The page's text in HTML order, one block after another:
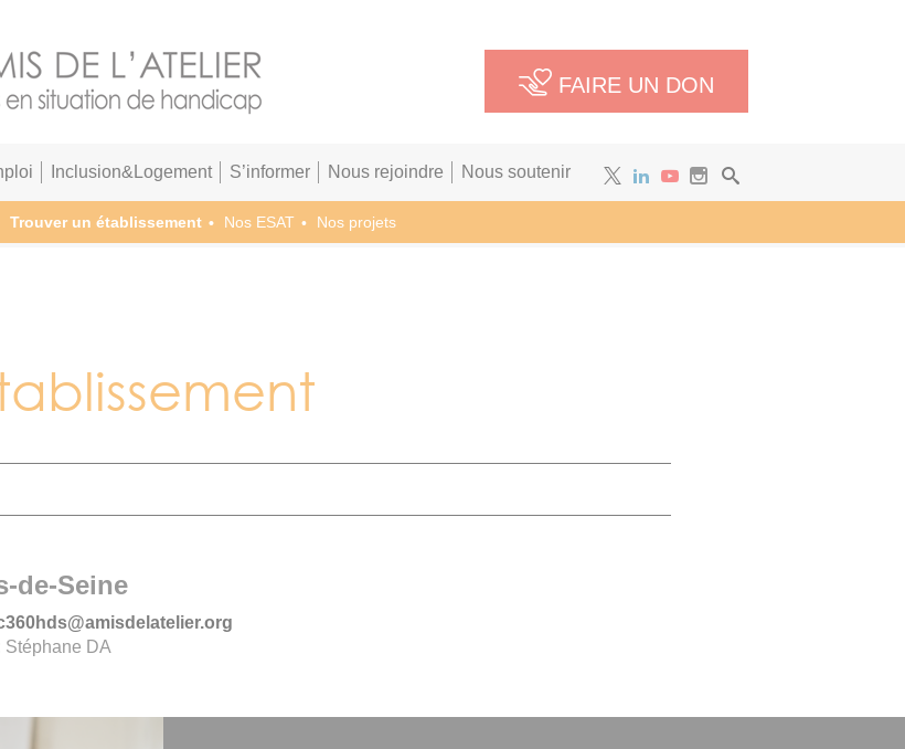
FAIRE UN DON
Trouver un établissement Nos ESAT Nos projets
Inclusion&Logement S’informer Nous rejoindre Nous soutenir
de-Seine
Stéphane DA